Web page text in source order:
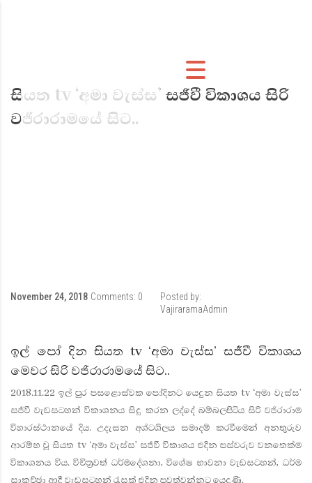
සියත tv ‘අමා වැස්ස’ සජීවී විකාශය සිරි
වජිරාරාමයේ සිට..
November 24, 2018 Comments: 0
Posted by:
VajiraramaAdmin
ඉල් පෝ දින සියත tv ‘අමා වැස්ස’ සජීවී විකාශය
මෙවර සිරි වජිරාරාමයේ සිට..
2018.11.22 ඉල් පුර පසළොස්වක පෝදිනට යෙදුන සියත tv ‘අමා වැස්ස’
සජීවී වැඩසටහන් විකාශනය සිදු කරන ලද්දේ බම්බලපිටිය සිරි වජිරාරාම
විහාරස්ථානයේ දිය. උදැසන අශ්ටශිලය සමාදම් කරවීමෙන් අනතුරුව
ආරම්භ වූ සියත tv ‘අමා වැස්ස’ සජීවී විකාශය එදින පස්වරුව වනතෙක්ම
විකාශනය විය. විචිත්‍රවත් ධර්මදේශනා, විශේෂ භාවනා වැඩසටහන්, ධර්ම
සාකච්ඡා ආදී වැඩසටහන් රැසක් එදින පවත්වන්නට යෙදුණි.